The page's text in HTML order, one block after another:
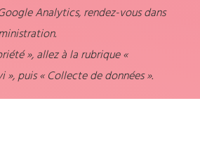
Analytics, rendez-vous dans
», allez à la rubrique «
», puis « Collecte de données ».